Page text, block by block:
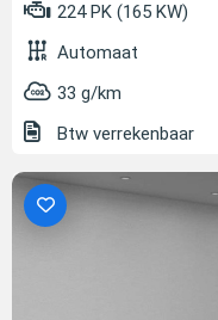
224 PK (165 KW)
Automaat
33 g/km
Btw verrekenbaar